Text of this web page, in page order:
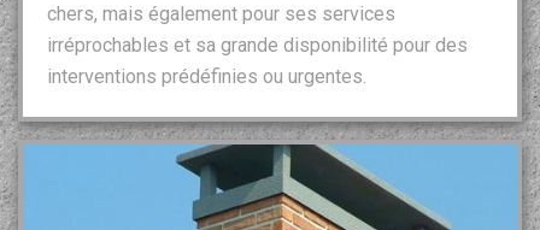
chers, mais également pour ses services
irréprochables et sa grande disponibilité pour des
interventions prédéfinies ou urgentes.